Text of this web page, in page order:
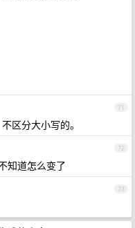
71
区分大小写的。
72
知道怎么变了
73